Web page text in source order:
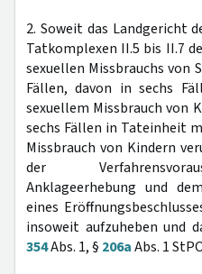
2. Soweit das Landgericht
Tatkomplexen II.5 bis II.7
sexuellen Missbrauchs von
Fällen, davon in sechs
sexuellem Missbrauch von
sechs Fällen in Tateinheit
Missbrauch von Kindern
der
Anklageerhebung und
eines
insoweit aufzuheben und
354Abs. 1, § 206aAbs. 1